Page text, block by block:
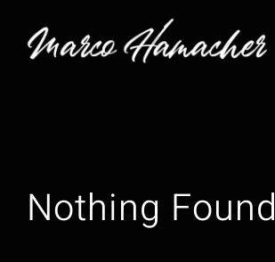
Inhalt
Nothing Found